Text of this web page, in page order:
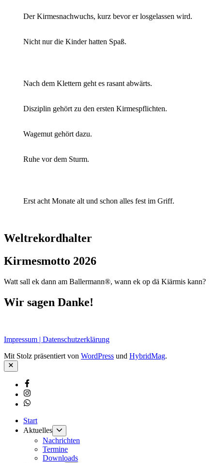
Der Kirmesnachwuchs, kurz bevor er losgelassen wird.
Nicht nur die Kinder hatten Spaß.
Nach dem Klettern geht es rasant abwärts.
Disziplin gehört zu den ersten Kirmespflichten.
Wagemut gehört dazu.
Ruhe vor dem Sturm.
Erst acht Monate alt und schon alles fest im Griff.
Weltrekordhalter
Kirmesmotto 2026
Watt sall ek dann am Ballermann®, wann ek op dä Kiärmis kann?
Wir sagen Danke!
Impressum | Datenschutzerklärung
Mit Stolz präsentiert von WordPress und HybridMag.
Schließen
Facebook
Instagram
Whatsapp
Start
Aktuelles
anzeigen
Nachrichten
Termine
Downloads